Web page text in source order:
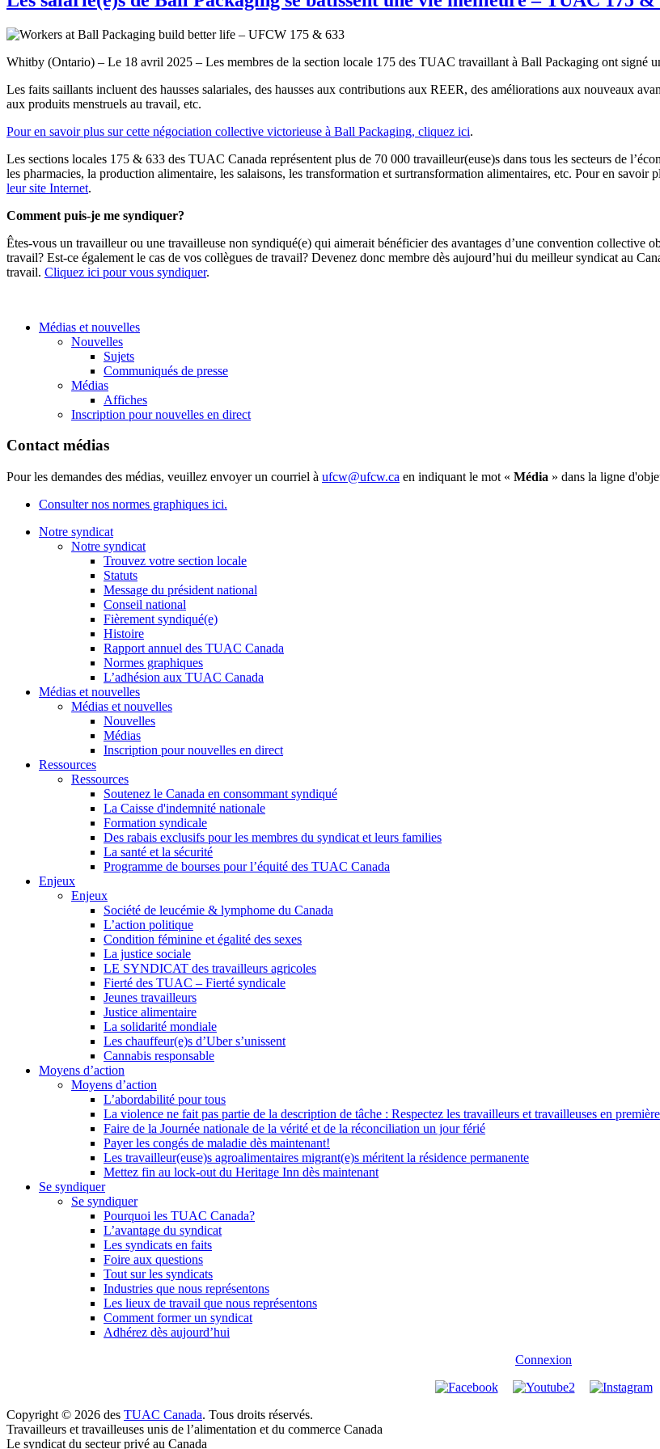
Whitby (Ontario) – Le 18 avril 2025 – Les membres de la section locale 175 des TUAC travaillant à Ball Packaging ont signé
Les faits saillants incluent des hausses salariales, des hausses aux contributions aux REER, des améliorations aux nouveaux
aux produits menstruels au travail, etc.
Pour en savoir plus sur cette négociation collective victorieuse à Ball Packaging, cliquez ici.
Les sections locales 175 & 633 des TUAC Canada représentent plus de 70 000 travailleur(euse)s dans tous les secteurs de
les pharmacies, la production alimentaire, les salaisons, les transformation et surtransformation alimentaires, etc. Pour en
leur site Internet.
Comment puis-je me syndiquer?
Êtes-vous un travailleur ou une travailleuse non syndiqué(e) qui aimerait bénéficier des avantages d’une convention collective
travail? Est-ce également le cas de vos collègues de travail? Devenez donc membre dès aujourd’hui du meilleur syndicat au
travail. Cliquez ici pour vous syndiquer.
Médias et nouvelles
Nouvelles
Sujets
Communiqués de presse
Médias
Affiches
Inscription pour nouvelles en direct
Contact médias
Pour les demandes des médias, veuillez envoyer un courriel à ufcw@ufcw.ca en indiquant le mot « Média » dans la ligne
Consulter nos normes graphiques ici.
Notre syndicat
Notre syndicat
Trouvez votre section locale
Statuts
Message du président national
Conseil national
Fièrement syndiqué(e)
Histoire
Rapport annuel des TUAC Canada
Normes graphiques
L’adhésion aux TUAC Canada
Médias et nouvelles
Médias et nouvelles
Nouvelles
Médias
Inscription pour nouvelles en direct
Ressources
Ressources
Soutenez le Canada en consommant syndiqué
La Caisse d'indemnité nationale
Formation syndicale
Des rabais exclusifs pour les membres du syndicat et leurs families
La santé et la sécurité
Programme de bourses pour l’équité des TUAC Canada
Enjeux
Enjeux
Société de leucémie & lymphome du Canada
L’action politique
Condition féminine et égalité des sexes
La justice sociale
LE SYNDICAT des travailleurs agricoles
Fierté des TUAC – Fierté syndicale
Jeunes travailleurs
Justice alimentaire
La solidarité mondiale
Les chauffeur(e)s d’Uber s’unissent
Cannabis responsable
Moyens d’action
Moyens d’action
L’abordabilité pour tous
La violence ne fait pas partie de la description de tâche : Respectez les travailleurs et travailleuses en
Faire de la Journée nationale de la vérité et de la réconciliation un jour férié
Payer les congés de maladie dès maintenant!
Les travailleur(euse)s agroalimentaires migrant(e)s méritent la résidence permanente
Mettez fin au lock-out du Heritage Inn dès maintenant
Se syndiquer
Se syndiquer
Pourquoi les TUAC Canada?
L’avantage du syndicat
Les syndicats en faits
Foire aux questions
Tout sur les syndicats
Industries que nous représentons
Les lieux de travail que nous représentons
Comment former un syndicat
Adhérez dès aujourd’hui
Connexion
Copyright © 2026 des TUAC Canada. Tous droits réservés.
Travailleurs et travailleuses unis de l’alimentation et du commerce Canada
Le syndicat du secteur privé au Canada